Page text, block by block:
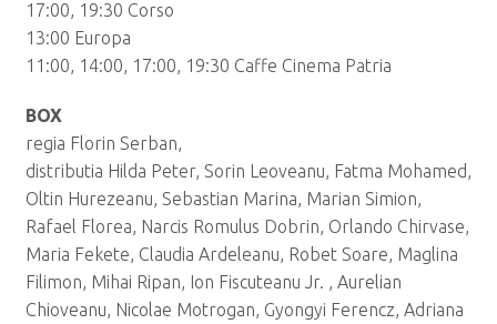
17:00, 19:30 Corso
13:00 Europa
11:00, 14:00, 17:00, 19:30 Caffe Cinema Patria
BOX
regia Florin Serban,
distributia Hilda Peter, Sorin Leoveanu, Fatma Mohamed,
Oltin Hurezeanu, Sebastian Marina, Marian Simion,
Rafael Florea, Narcis Romulus Dobrin, Orlando Chirvase,
Maria Fekete, Claudia Ardeleanu, Robet Soare, Maglina
Filimon, Mihai Ripan, Ion Fiscuteanu Jr. , Aurelian
Chioveanu, Nicolae Motrogan, Gyongyi Ferencz, Adriana